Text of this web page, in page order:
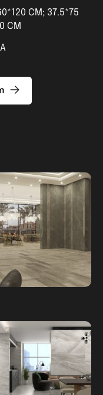
CM; 37.5*75
CM